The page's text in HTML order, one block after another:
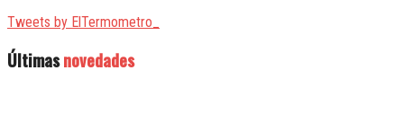
Tweets by ElTermometro_
Últimasnovedades